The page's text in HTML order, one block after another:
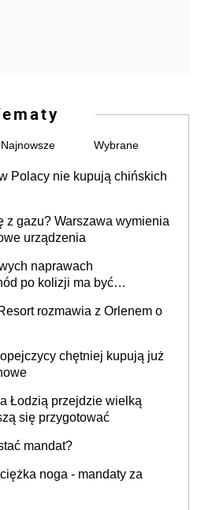
Najnowsze Wybrane
Polacy nie kupują chińskich
z gazu? Warszawa wymienia
urządzenia
naprawach
po kolizji ma być
rozmawia z Orlenem o
chętniej kupują już
Łodzią przejdzie wielką
się przygotować
mandat?
noga - mandaty za